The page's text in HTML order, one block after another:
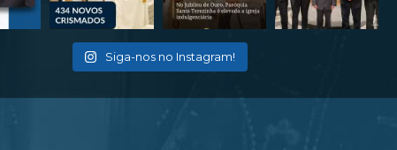
Siga-nos no Instagram!